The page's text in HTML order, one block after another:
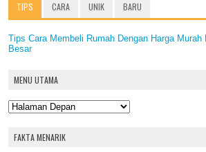
TIPS CARA UNIK BARU
Tips Cara Membeli Rumah Dengan Harga
Besar
MENU UTAMA
FAKTA MENARIK